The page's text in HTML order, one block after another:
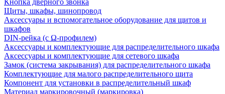
Кнопка дверного звонка
Щиты, шкафы, шинопровод
Аксессуары и вспомогательное оборудование для щитов и
шкафов
DIN-рейка (с Ω-профилем)
Аксессуары и комплектующие для распределительного шкафа
Аксессуары и комплектующие для сетевого шкафа
Замок (система закрывания) для распределительного шкафа
Комплектующие для малого распределительного щита
Компонент для установки в распределительный шкаф
Материал маркировочный (маркировка)